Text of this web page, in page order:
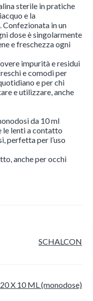
sterile in pratiche
e la
in un
dose è singolarmente
e freschezza ogni
impurità e residui
e comodi per
e per chi
e utilizzare, anche
da 10 ml
le lenti a contatto
perfetta per l’uso
anche per occhi
SCHALCON
20 X 10 ML (monodose)